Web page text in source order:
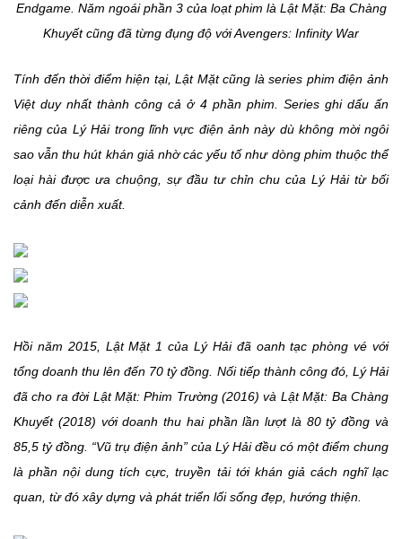
Endgame. Năm ngoái phần 3 của loạt phim là Lật Mặt: Ba Chàng
Khuyết cũng đã từng đụng độ với Avengers: Infinity War
Tính đến thời điểm hiện tại, Lật Mặt cũng là series phim điện ảnh
Việt duy nhất thành công cả ở 4 phần phim. Series ghi dấu ấn
riêng của Lý Hải trong lĩnh vực điện ảnh này dù không mời ngôi
sao vẫn thu hút khán giả nhờ các yếu tố như dòng phim thuộc thể
loại hài được ưa chuộng, sự đầu tư chỉn chu của Lý Hải từ bối
cảnh đến diễn xuất.
Hồi năm 2015, Lật Mặt 1 của Lý Hải đã oanh tạc phòng vé với
tổng doanh thu lên đến 70 tỷ đồng. Nối tiếp thành công đó, Lý Hải
đã cho ra đời Lật Mặt: Phim Trường (2016) và Lật Mặt: Ba Chàng
Khuyết (2018) với doanh thu hai phần lần lượt là 80 tỷ đồng và
85,5 tỷ đồng. “Vũ trụ điện ảnh” của Lý Hải đều có một điểm chung
là phần nội dung tích cực, truyền tải tới khán giả cách nghĩ lạc
quan, từ đó xây dựng và phát triển lối sống đẹp, hướng thiện.